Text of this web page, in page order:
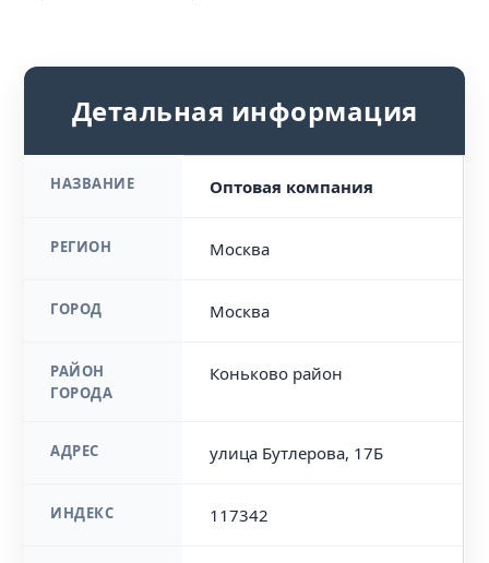
Детальная информация
НАЗВАНИЕ Оптовая компания
РЕГИОН Москва
ГОРОД Москва
РАЙОН
ГОРОДА
Коньково район
АДРЕС улица Бутлерова, 17Б
ИНДЕКС 117342